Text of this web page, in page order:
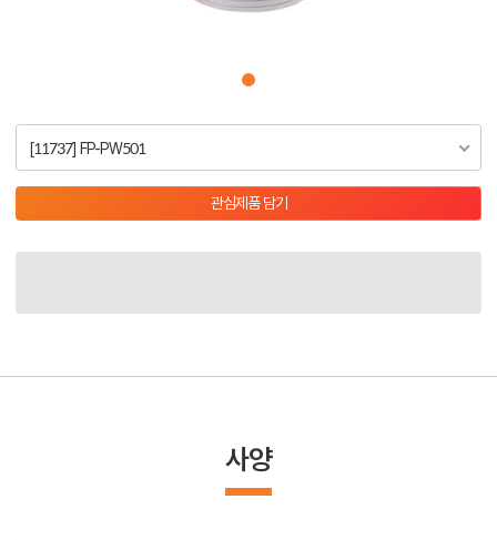
[11737] FP-PW501
관심제품 담기
사양